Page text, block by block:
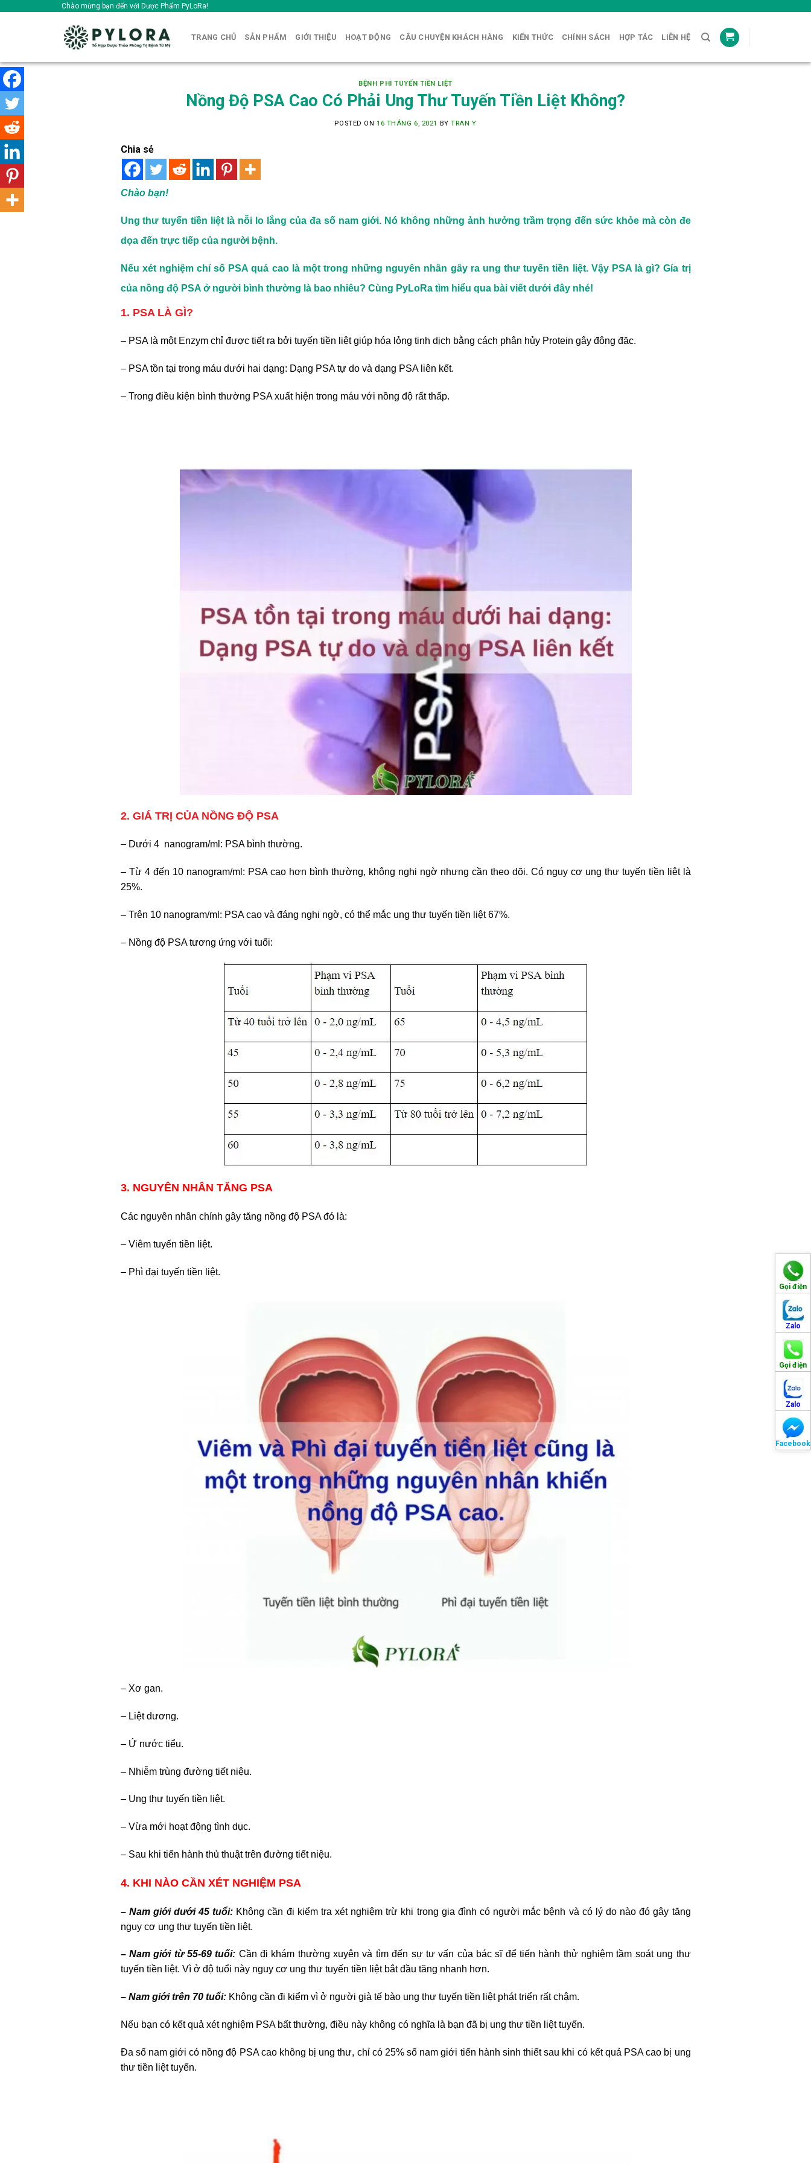
Chào mừng bạn đến với Dược Phẩm PyLoRa!
TRANG CHỦ SẢN PHẨM GIỚI THIỆU HOẠT ĐỘNG CÂU CHUYỆN KHÁCH HÀNG KIẾN THỨC CHÍNH SÁCH HỢP TÁC LIÊN HỆ
Gọi điện
Zalo
Gọi điện
Zalo
Facebook
BỆNH PHÌ TUYẾN TIỀN LIỆT
Nồng Độ PSA Cao Có Phải Ung Thư Tuyến Tiền Liệt Không?
POSTED ON 16 THÁNG 6, 2021 BYTRAN Y
Chia sẻ
Chào bạn!
Ung thư tuyến tiền liệt là nỗi lo lắng của đa số nam giới. Nó không những ảnh hưởng trầm trọng đến sức khỏe mà còn đe
dọa đến trực tiếp của người bệnh.
Nếu xét nghiệm chỉ số PSA quá cao là một trong những nguyên nhân gây ra ung thư tuyến tiền liệt. Vậy PSA là gì? Gía trị
của nồng độ PSA ở người bình thường là bao nhiêu? Cùng PyLoRa tìm hiểu qua bài viết dưới đây nhé!
1. PSA LÀ GÌ?
– PSA là một Enzym chỉ được tiết ra bởi tuyến tiền liệt giúp hóa lỏng tinh dịch bằng cách phân hủy Protein gây đông đặc.
– PSA tồn tại trong máu dưới hai dạng: Dạng PSA tự do và dạng PSA liên kết.
– Trong điều kiện bình thường PSA xuất hiện trong máu với nồng độ rất thấp.
2. GIÁ TRỊ CỦA NỒNG ĐỘ PSA
– Dưới 4 nanogram/ml: PSA bình thường.
– Từ 4 đến 10 nanogram/ml: PSA cao hơn bình thường, không nghi ngờ nhưng cần theo dõi. Có nguy cơ ung thư tuyến tiền liệt là
25%.
– Trên 10 nanogram/ml: PSA cao và đáng nghi ngờ, có thể mắc ung thư tuyến tiền liệt 67%.
– Nồng độ PSA tương ứng với tuổi:
3. NGUYÊN NHÂN TĂNG PSA
Các nguyên nhân chính gây tăng nồng độ PSA đó là:
– Viêm tuyến tiền liệt.
– Phì đại tuyến tiền liệt.
– Xơ gan.
– Liệt dương.
– Ứ nước tiểu.
– Nhiễm trùng đường tiết niệu.
– Ung thư tuyến tiền liệt.
– Vừa mới hoạt động tình dục.
– Sau khi tiến hành thủ thuật trên đường tiết niệu.
4. KHI NÀO CẦN XÉT NGHIỆM PSA
– Nam giới dưới 45 tuổi: Không cần đi kiểm tra xét nghiệm trừ khi trong gia đình có người mắc bệnh và có lý do nào đó gây tăng
nguy cơ ung thư tuyến tiền liệt.
– Nam giới từ 55-69 tuổi: Cần đi khám thường xuyên và tìm đến sự tư vấn của bác sĩ để tiến hành thử nghiệm tầm soát ung thư
tuyến tiền liệt. Vì ở độ tuổi này nguy cơ ung thư tuyến tiền liệt bắt đầu tăng nhanh hơn.
– Nam giới trên 70 tuổi:Không cần đi kiểm vì ở người già tế bào ung thư tuyến tiền liệt phát triển rất chậm.
Nếu bạn có kết quả xét nghiệm PSA bất thường, điều này không có nghĩa là bạn đã bị ung thư tiền liệt tuyến.
Đa số nam giới có nồng độ PSA cao không bị ung thư, chỉ có 25% số nam giới tiến hành sinh thiết sau khi có kết quả PSA cao bị ung
thư tiền liệt tuyến.